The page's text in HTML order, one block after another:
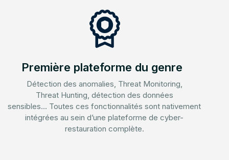
Première plateforme du genre
Détection des anomalies, Threat Monitoring,
Threat Hunting, détection des données
sensibles… Toutes ces fonctionnalités sont nativement
intégrées au sein d’une plateforme de cyber-
restauration complète.